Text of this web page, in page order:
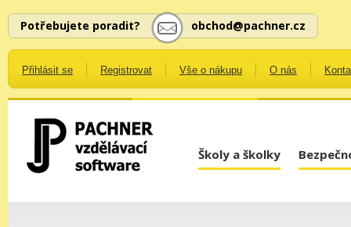
Přihlásit se Registrovat Vše o nákupu O nás
Potřebujete poradit? obchod@pachner.cz
Školy a školky